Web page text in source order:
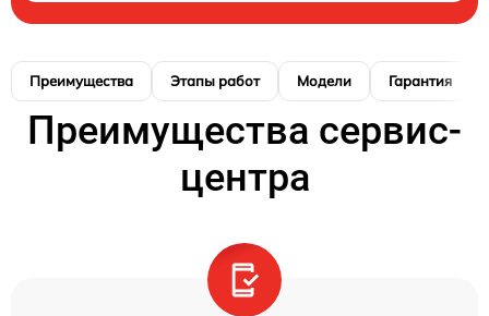
Преимущества Этапы работ Модели Гарантия
Преимущества сервис-
центра